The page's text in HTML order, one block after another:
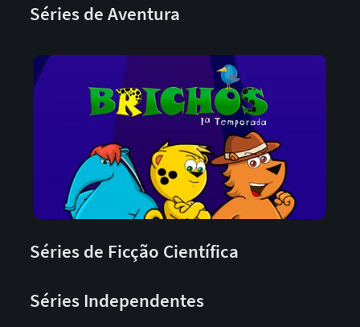
Séries de Aventura
Séries de Ficção Científica
Séries Independentes